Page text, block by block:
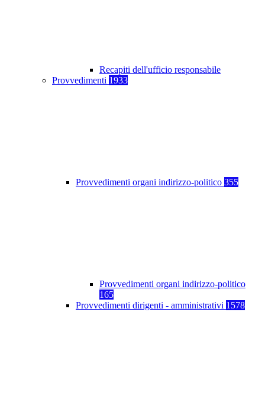
Recapiti dell'ufficio responsabile
Provvedimenti 1933
Provvedimenti organi indirizzo-politico 355
Provvedimenti organi indirizzo-politico
165
Provvedimenti dirigenti - amministrativi 1578